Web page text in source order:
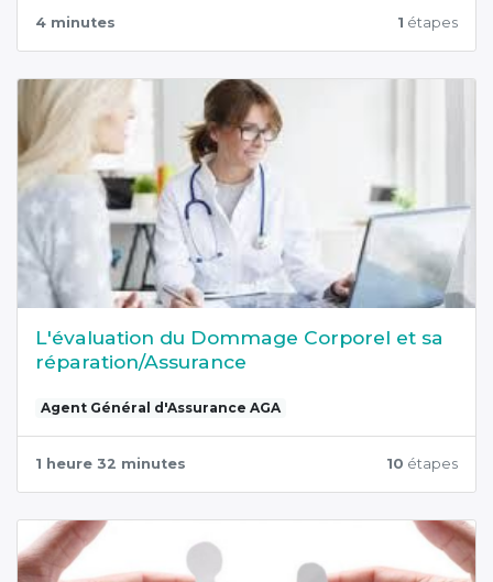
4 minutes 1 étapes
L'évaluation du Dommage Corporel et sa
réparation/Assurance
Agent Général d'Assurance AGA
1 heure 32 minutes 10 étapes